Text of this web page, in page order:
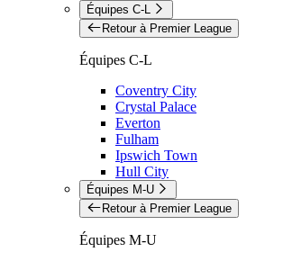
Équipes C-L
Retour à Premier League
Équipes C-L
Coventry City
Crystal Palace
Everton
Fulham
Ipswich Town
Hull City
Équipes M-U
Retour à Premier League
Équipes M-U